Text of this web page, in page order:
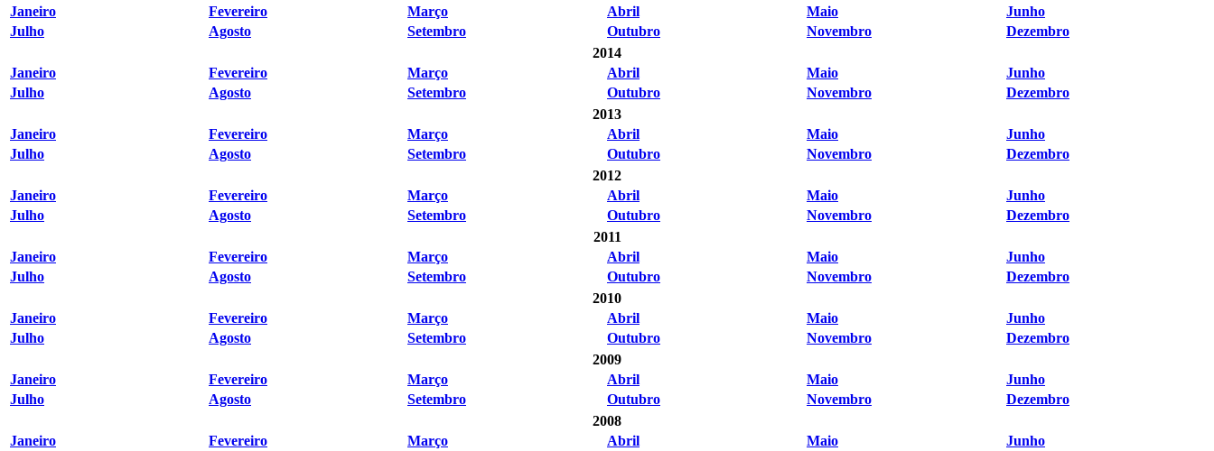
Janeiro
Fevereiro Março Abril Maio
Junho
Julho
Agosto Setembro Outubro Novembro
Dezembro
2014
Janeiro
Fevereiro Março Abril Maio
Junho
Julho
Agosto Setembro Outubro Novembro
Dezembro
2013
Janeiro
Fevereiro Março Abril Maio
Junho
Julho
Agosto Setembro Outubro Novembro
Dezembro
2012
Janeiro
Fevereiro Março Abril Maio
Junho
Julho
Agosto Setembro Outubro Novembro
Dezembro
2011
Janeiro
Fevereiro Março Abril Maio
Junho
Julho
Agosto Setembro Outubro Novembro
Dezembro
2010
Janeiro
Fevereiro Março Abril Maio
Junho
Julho
Agosto Setembro Outubro Novembro
Dezembro
2009
Janeiro
Fevereiro Março Abril Maio
Junho
Julho
Agosto Setembro Outubro Novembro
Dezembro
2008
Janeiro
Fevereiro Março Abril Maio
Junho